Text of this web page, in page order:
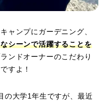
ャンプにガーデニング、
シーンで活躍することを
ンドオーナーのこだわり
すよ！
の大学1年生ですが、最近